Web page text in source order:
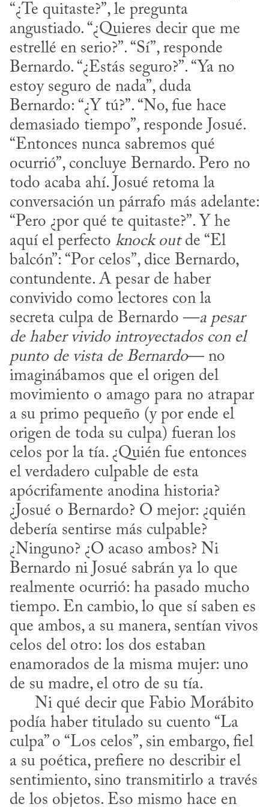
“¿Te quitaste?”, le pregunta
angustiado. “¿Quieres decir que me
estrellé en serio?”. “Sí”, responde
Bernardo. “¿Estás seguro?”. “Ya no
estoy seguro de nada”, duda
Bernardo: “¿Y tú?”. “No, fue hace
demasiado tiempo”, responde Josué.
“Entonces nunca sabremos qué
ocurrió”, concluye Bernardo. Pero no
todo acaba ahí. Josué retoma la
conversación un párrafo más adelante:
“Pero ¿por qué te quitaste?”. Y he
aquí el perfecto knock out de “El
balcón”: “Por celos”, dice Bernardo,
contundente. A pesar de haber
convivido como lectores con la
secreta culpa de Bernardo —a pesar
de haber vivido introyectados con el
punto de vista de Bernardo— no
imaginábamos que el origen del
movimiento o amago para no atrapar
a su primo pequeño (y por ende el
origen de toda su culpa) fueran los
celos por la tía. ¿Quién fue entonces
el verdadero culpable de esta
apócrifamente anodina historia?
¿Josué o Bernardo? O mejor: ¿quién
debería sentirse más culpable?
¿Ninguno? ¿O acaso ambos? Ni
Bernardo ni Josué sabrán ya lo que
realmente ocurrió: ha pasado mucho
tiempo. En cambio, lo que sí saben es
que ambos, a su manera, sentían vivos
celos del otro: los dos estaban
enamorados de la misma mujer: uno
de su madre, el otro de su tía.
podía haber titulado su cuento “La
culpa” o “Los celos”, sin embargo, fiel
a su poética, prefiere no describir el
sentimiento, sino transmitirlo a través